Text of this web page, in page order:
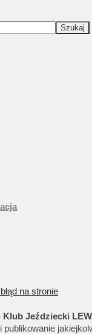
na stronie
Klub Jeździecki
publikowanie